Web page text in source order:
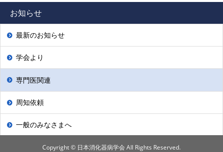
お知らせ
最新のお知らせ
学会より
専門医関連
周知依頼
一般のみなさまへ
Copyright © 日本消化器病学会 All Rights Reserved.